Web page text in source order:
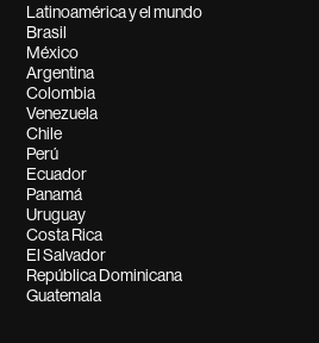
Latinoamérica y el mundo
Brasil
México
Argentina
Colombia
Venezuela
Chile
Perú
Ecuador
Panamá
Uruguay
Costa Rica
El Salvador
República Dominicana
Guatemala